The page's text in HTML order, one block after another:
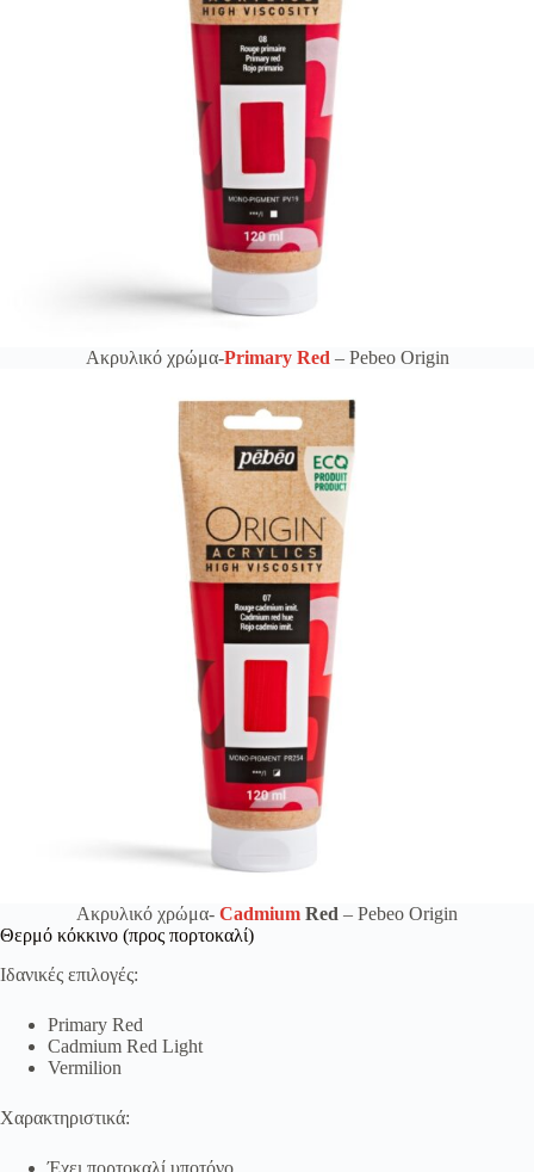
Ακρυλικό χρώμα-Primary Red – Pebeo Origin
Ακρυλικό χρώμα- Cadmium Red – Pebeo Origin
Θερμό κόκκινο (προς πορτοκαλί)
Ιδανικές επιλογές:
Primary Red
Cadmium Red Light
Vermilion
Χαρακτηριστικά:
Έχει πορτοκαλί υποτόνο